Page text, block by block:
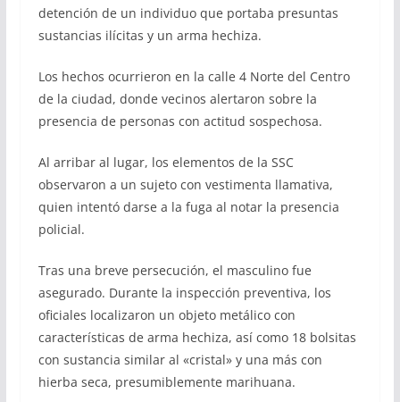
detención de un individuo que portaba presuntas
sustancias ilícitas y un arma hechiza.
Los hechos ocurrieron en la calle 4 Norte del Centro
de la ciudad, donde vecinos alertaron sobre la
presencia de personas con actitud sospechosa.
Al arribar al lugar, los elementos de la SSC
observaron a un sujeto con vestimenta llamativa,
quien intentó darse a la fuga al notar la presencia
policial.
Tras una breve persecución, el masculino fue
asegurado. Durante la inspección preventiva, los
oficiales localizaron un objeto metálico con
características de arma hechiza, así como 18 bolsitas
con sustancia similar al «cristal» y una más con
hierba seca, presumiblemente marihuana.